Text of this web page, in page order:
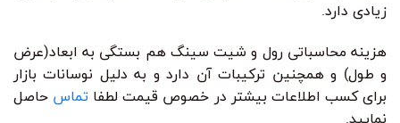
زیادی دارد.
هزینه محاسباتی رول و شیت سینگ هم بستگی به ابعاد(عرض
و طول) و همچنین ترکیبات آن دارد و به دلیل نوسانات بازار
برای کسب اطلاعات بیشتر در خصوص قیمت لطفا تماس حاصل